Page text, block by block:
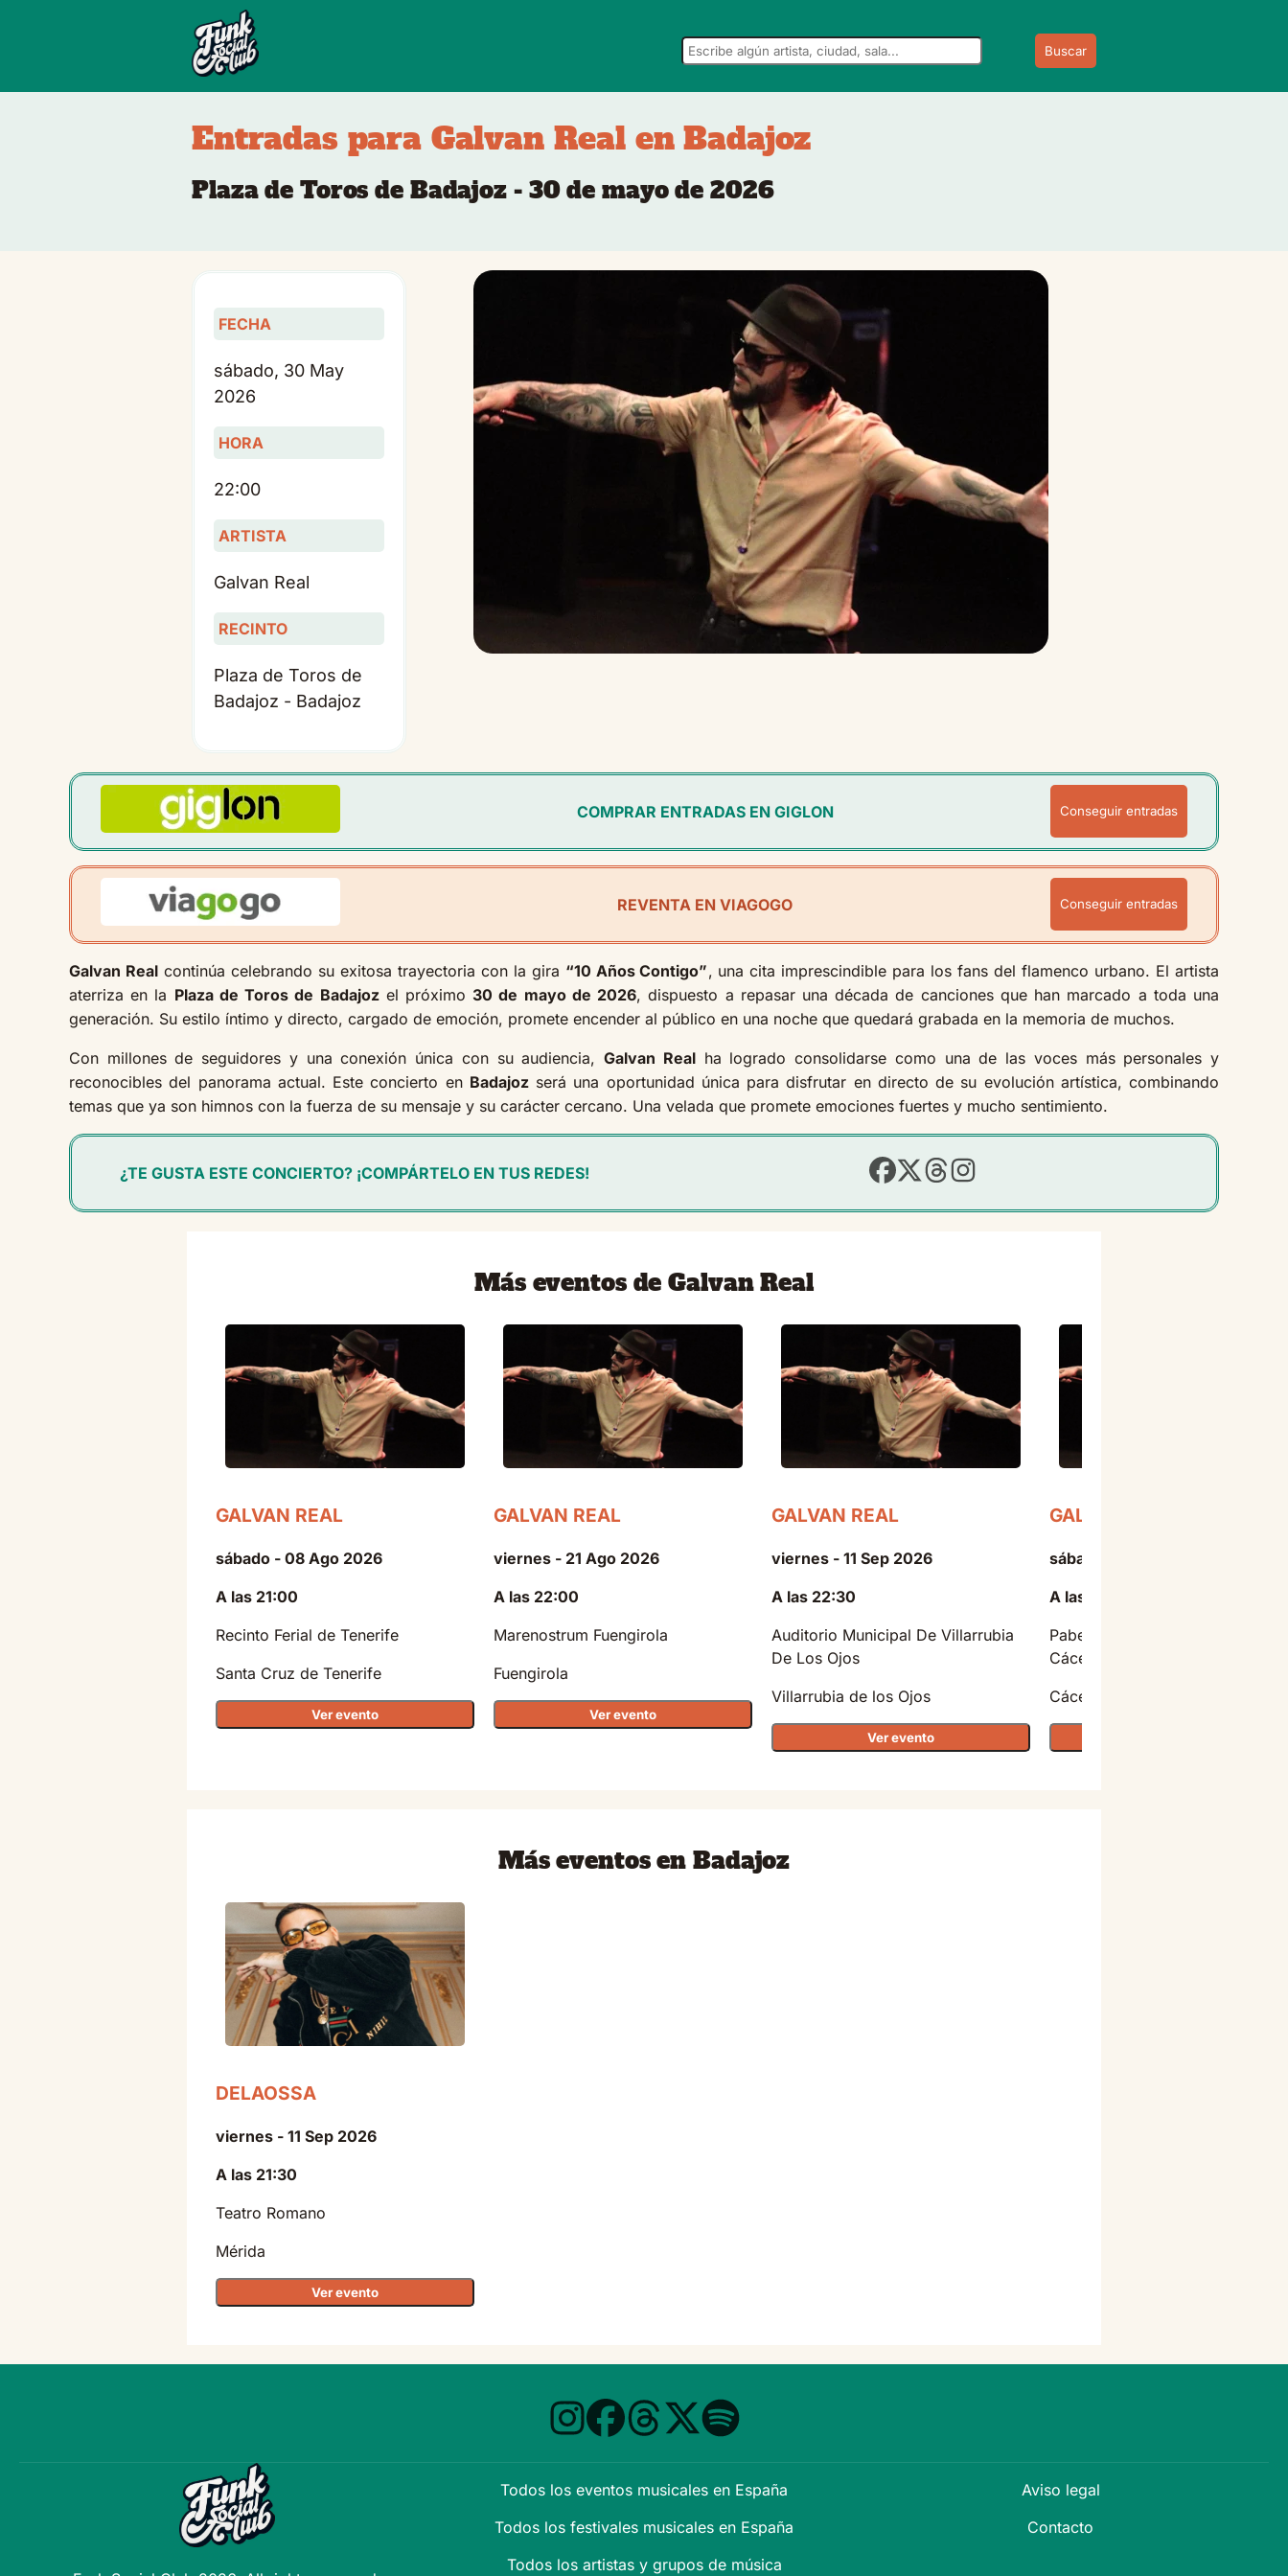
Buscar
Entradas para Galvan Real en Badajoz
Plaza de Toros de Badajoz - 30 de mayo de 2026
FECHA
sábado, 30 May
2026
HORA
22:00
ARTISTA
Galvan Real
RECINTO
Plaza de Toros de
Badajoz - Badajoz
COMPRAR ENTRADAS EN GIGLON Conseguir entradas
REVENTA EN VIAGOGO Conseguir entradas
Galvan Realcontinúa celebrando su exitosa trayectoria con la gira “10 Años Contigo”, una cita imprescindible para los fans del flamenco urbano. El artista
aterriza en la Plaza de Toros de Badajozel próximo 30 de mayo de 2026, dispuesto a repasar una década de canciones que han marcado a toda una
generación. Su estilo íntimo y directo, cargado de emoción, promete encender al público en una noche que quedará grabada en la memoria de muchos.
Con millones de seguidores y una conexión única con su audiencia,Galvan Realha logrado consolidarse como una de las voces más personales y
reconocibles del panorama actual. Este concierto en Badajozserá una oportunidad única para disfrutar en directo de su evolución artística, combinando
temas que ya son himnos con la fuerza de su mensaje y su carácter cercano. Una velada que promete emociones fuertes y mucho sentimiento.
¿TE GUSTA ESTE CONCIERTO? ¡COMPÁRTELO EN TUS REDES!
Más eventos de Galvan Real
GALVAN REAL
sábado - 08 Ago 2026
A las 21:00
Recinto Ferial de Tenerife
Santa Cruz de Tenerife
Ver evento
GALVAN REAL
viernes - 21 Ago 2026
A las 22:00
Marenostrum Fuengirola
Fuengirola
Ver evento
GALVAN REAL
viernes - 11 Sep 2026
A las 22:30
Auditorio Municipal De Villarrubia
De Los Ojos
Villarrubia de los Ojos
Ver evento
GALVAN REAL
sábado - 12 Sep 2026
A las 22:00
Pabellón Multiusos Ciudad de
Cáceres
Cáceres
Más eventos en Badajoz
DELAOSSA
viernes - 11 Sep 2026
A las 21:30
Teatro Romano
Mérida
Ver evento
Todos los eventos musicales en España
Todos los festivales musicales en España
Todos los artistas y grupos de música
Aviso legal
Contacto